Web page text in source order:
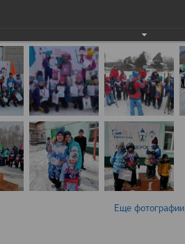
Еще фотографии